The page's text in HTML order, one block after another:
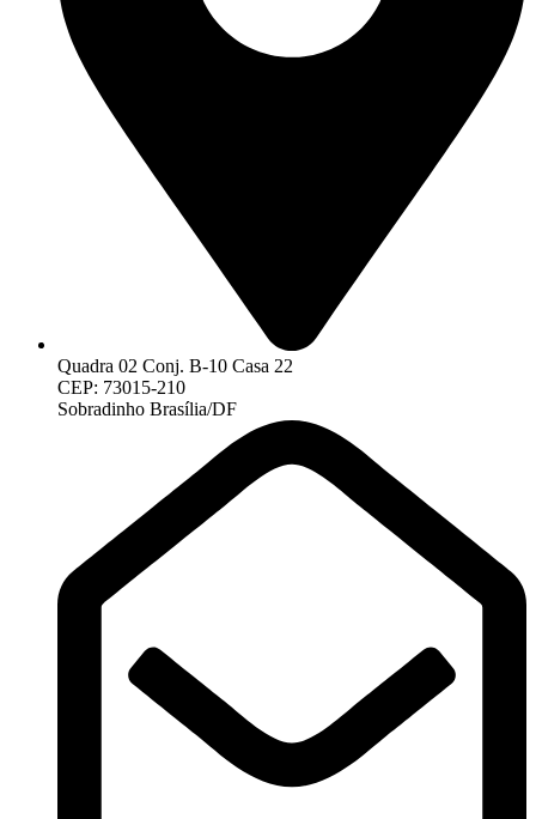
Quadra 02 Conj. B-10 Casa 22
CEP: 73015-210
Sobradinho Brasília/DF